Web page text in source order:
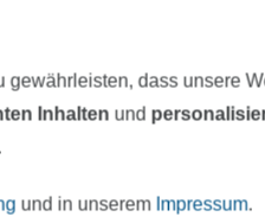
Hersteller-Kontaktdaten
80000 zufriedene Kunden
gewährleisten, dass unsere
Inhalten und
und in unserem Impressum.